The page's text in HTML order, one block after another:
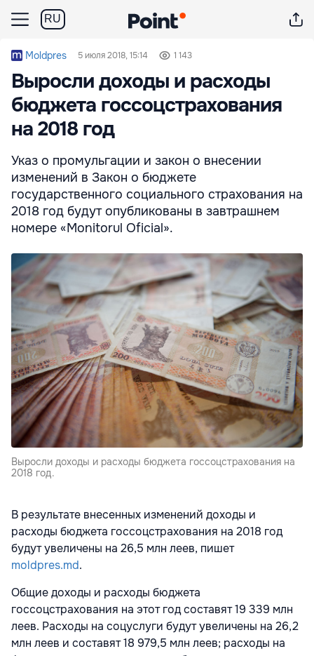
RU
Moldpres 5 июля 2018, 15:14 1 143
Выросли доходы и расходы
бюджета госсоцстрахования
на 2018 год
Указ о промульгации и закон о внесении
изменений в Закон о бюджете
государственного социального страхования на
2018 год будут опубликованы в завтрашнем
номере «Monitorul Oficial».
Выросли доходы и расходы бюджета госсоцстрахования на
2018 год.
В результате внесенных изменений доходы и
расходы бюджета госсоцстрахования на 2018 год
будут увеличены на 26,5 млн леев, пишет
moldpres.md.
Общие доходы и расходы бюджета
госсоцстрахования на этот год составят 19 339 млн
леев. Расходы на соцуслуги будут увеличены на 26,2
млн леев и составят 18 979,5 млн леев; расходы на